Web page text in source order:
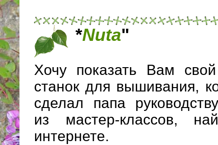
*Nuta"
Хочу показать Вам
станок для вышивания,
сделал папа
из мастер-классов,
интернете.